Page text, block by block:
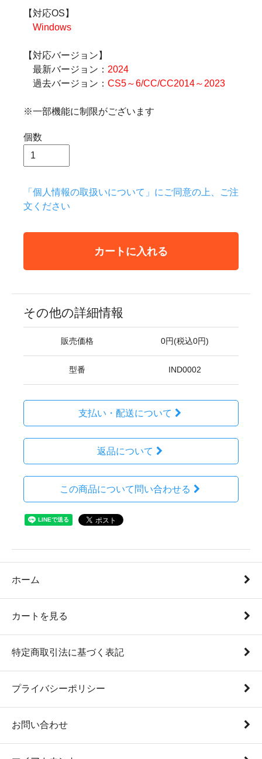
【対応OS】
Windows
【対応バージョン】
最新バージョン： 2024
過去バージョン： CS5～6/CC/CC2014～2023
※一部機能に制限がございます
個数
「個人情報の取扱いについて」にご同意の上、ご注
文ください
カートに入れる
その他の詳細情報
販売価格 0円(税込0円)
型番 IND0002
支払い・配送について
返品について
この商品について問い合わせる
ホーム
カートを見る
特定商取引法に基づく表記
プライバシーポリシー
お問い合わせ